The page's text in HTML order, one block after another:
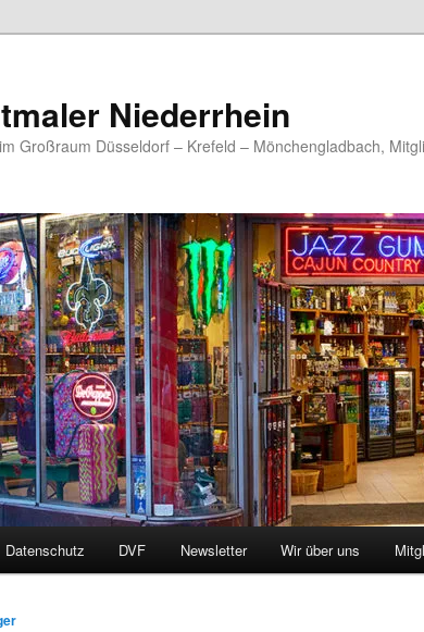
Niederrhein
Großraum Düsseldorf – Krefeld – Mönchengladbach,
Datenschutz DVF Newsletter Wir über uns